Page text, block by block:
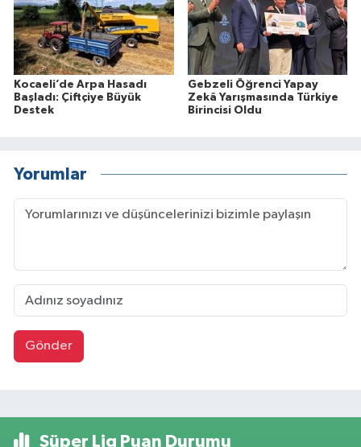
Kocaeli’de Arpa Hasadı
Başladı: Çiftçiye Büyük
Destek
Gebzeli Öğrenci Yapay
Zekâ Yarışmasında Türkiye
Birincisi Oldu
Yorumlar
Gönder
Süper Lig Puan Durumu